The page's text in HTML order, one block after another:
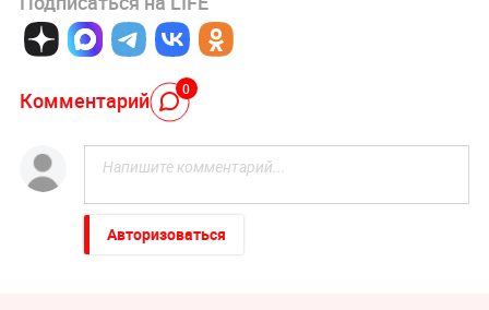
Комментарий 0
Авторизоваться